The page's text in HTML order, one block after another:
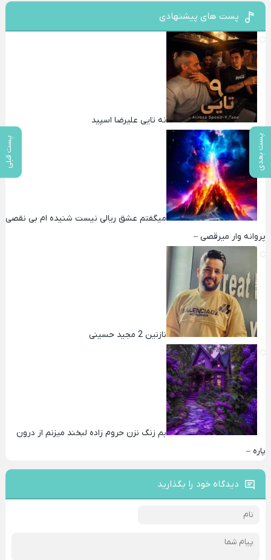
پست بعدی پست قبلی
پست های پیشنهادی
نه تایی علیرضا اسپید
میگفتم عشق ریالی نیست شنیده ام بی نقصی
پروانه وار میرقصی –
نازنین 2 مجید حسینی
بم زنگ نزن حروم زاده لبخند میزنم از درون
پاره –
دیدگاه خود را بگذارید